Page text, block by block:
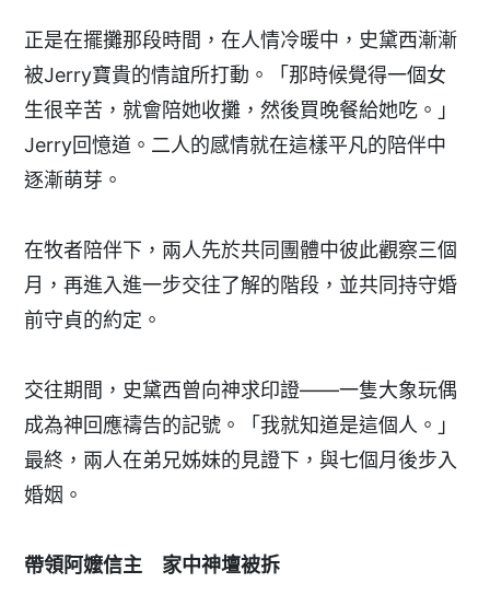
正是在擺攤那段時間，在人情冷暖中，史黛西漸漸
被Jerry寶貴的情誼所打動。「那時候覺得一個女
生很辛苦，就會陪她收攤，然後買晚餐給她吃。」
Jerry回憶道。二人的感情就在這樣平凡的陪伴中
逐漸萌芽。
在牧者陪伴下，兩人先於共同團體中彼此觀察三個
月，再進入進一步交往了解的階段，並共同持守婚
前守貞的約定。
交往期間，史黛西曾向神求印證——一隻大象玩偶
成為神回應禱告的記號。「我就知道是這個人。」
最終，兩人在弟兄姊妹的見證下，與七個月後步入
婚姻。
帶領阿嬤信主 家中神壇被拆